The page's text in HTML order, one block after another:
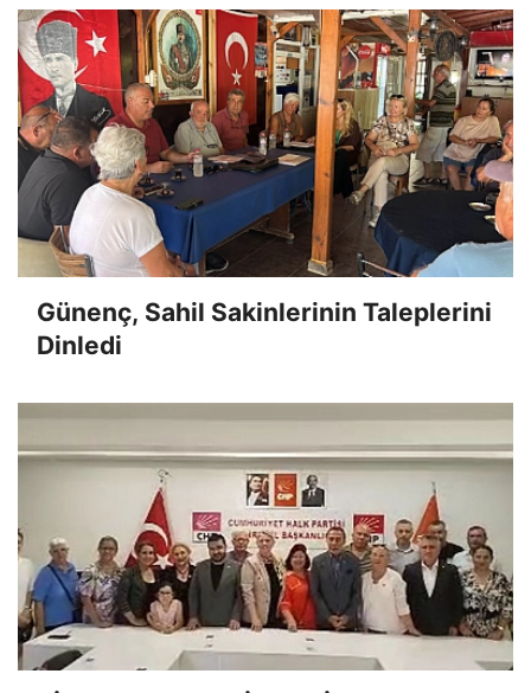
Günenç, Sahil Sakinlerinin Taleplerini
Dinledi